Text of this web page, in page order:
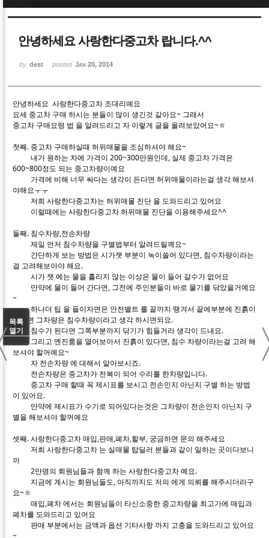
안녕하세요 사랑한다중고차 랍니다.^^
by dest posted Jan 20, 2014
안녕하세요 사랑한다중고차 조대리예요
요세 중고차 구매 하시는 분들이 많이 생긴것 같아요~ 그래서
중고차 구매요령 법 을 알려드리고 자 이렇게 글을 올려보았어요~ㅎ
첫째. 중고차 구매하실때 허위매물을 조심하셔야 해요~
내가 원하는 차에 가격이 200~300만원인데, 실제 중고차 가격은
600~800정도 되는 중고차량이예요
가격에 비해 너무 싸다는 생각이 든다면 허위매물이라는걸 생각 해보셔
야해요ㅜㅜ
저희 사랑한다중고차는 허위매물 진단 을 도와드리고 있어요
이럴때에는 사랑한다중고차 허위매물 진단을 이용해주세요^^
둘째. 침수차량,전손차량
제일 먼저 침수차량을 구별법부터 알려드릴께요~
간단하게 보는 방법은 시가잿 부분이 녹이쓸어 있다면, 침수차량이라는
걸 고려해보아야 해요.
시가 잿 에는 물을 흘리지 않는 이상은 물이 들어 갈수가 없어요
만약에 물이 들어 간다면, 그전에 주인분들이 바로 물기를 닦았을거예요
~
하나더 팁 을 들이자면은 안전밸트 를 끝까지 땡겨서 끝에부분에 진흙이
있다면 그차량은 침수차량이라고 생각 하시면되요.
침수가 된다면 그쪽부분까지 닦기가 힘들거라 생각이 드내요.
그리고 엔진룸을 열어보아서 진흙이 있다면, 침수 차량이라는걸 고려 해
보셔야 할꺼예요~
자 전손차량 에 대해서 알아보시죠.
전손차량은 중고차가 전복이 되어 수리를 한차량입니다.
중고차 구매 할때 꼭 제시표를 보시고 전손인지 아닌지 구별 하는 방법
이 있어요.
만약에 제시표가 수기로 되어있다는것은 그차량이 전손인지 아닌지 구
별을 해보셔야 할꺼예요
셋째. 사랑한다중고차 매입,판매,폐차,할부, 궁금하면 문의 해주세요
저희 사랑한다중고차 는 실매물 탑딜러 분들과 같이 일하는 곳이다보니
까
2만명의 회원님들과 함께 하는 사랑한다중고차 예요.
지금에 계시는 회원님들도, 아직까지도 저의 에게 의뢰를 해주시더라구
요~ㅎ
매입,폐차 에서는 회원님들이 타신소중한 중고차량을 최고가에 매입과
폐차를 도와드리고 있어요
판매 부분에서는 금액과 옵션 기타사항 까지 고충을 도와드리고 있어요
~
목록
열기
Sketchbook5, 스케치북5
Sketchbook5, 스케치북5
Sketchbook5, 스케치북5
Sketchbook5, 스케치북5